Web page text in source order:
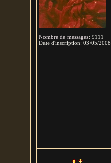
Nombre de messages: 9111
Date d'inscription: 03/05/2008